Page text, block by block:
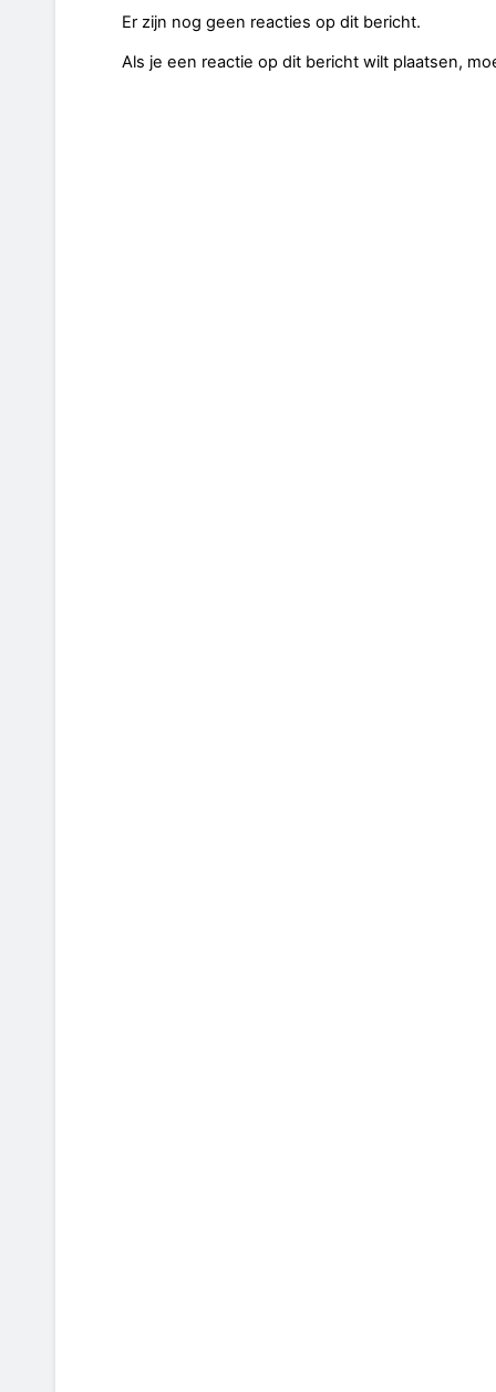
Er zijn nog geen reacties op dit bericht.
Als je een reactie op dit bericht wilt plaatsen,